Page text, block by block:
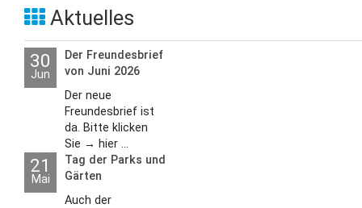
Aktuelles
30
Jun
Der Freundesbrief
von Juni 2026
Der neue
Freundesbrief ist
da. Bitte klicken
Sie → hier ...
21
Mai
Tag der Parks und
Gärten
Auch der